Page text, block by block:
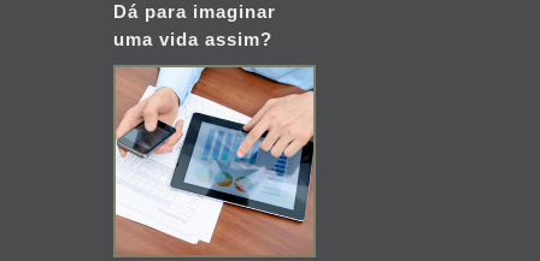
Dá para imaginar
uma vida assim?